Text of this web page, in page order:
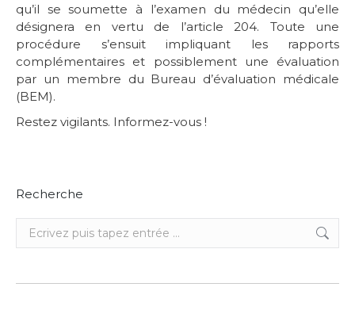
qu’il se soumette à l’examen du médecin qu’elle
désignera en vertu de l’article 204. Toute une
procédure s’ensuit impliquant les rapports
complémentaires et possiblement une évaluation
par un membre du Bureau d’évaluation médicale
(BEM).
Restez vigilants. Informez-vous !
Recherche
Recherche